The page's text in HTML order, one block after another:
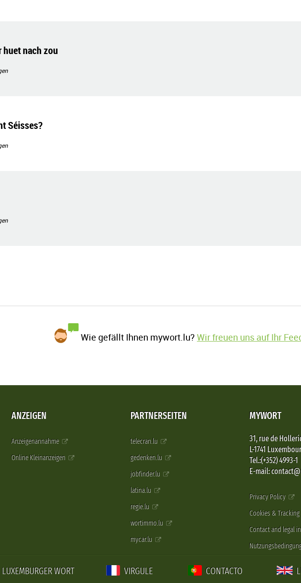
huet nach zou
Séisses?
Wie gefällt Ihnen mywort.lu?Wir freuen uns auf Ihr
ANZEIGEN
Anzeigenannahme
Online Kleinanzeigen
PARTNERSEITEN
telecran.lu
gedenken.lu
jobfinder.lu
latina.lu
regie.lu
wortimmo.lu
mycar.lu
MYWORT
31, rue de
L-1741
Tel.:(+352) 4993-1
E-mail:
Privacy Policy
Cookies & Tracking
Contact and legal
LUXEMBURGER WORT VIRGULE CONTACTO